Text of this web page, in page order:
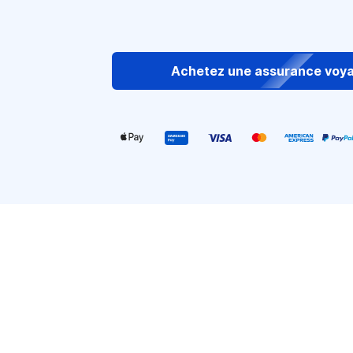
Achetez une assurance